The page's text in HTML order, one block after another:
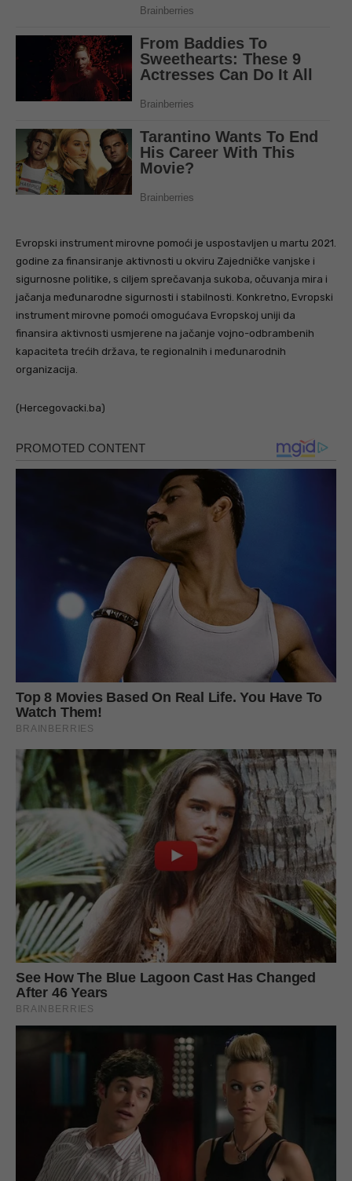
Evropski instrument mirovne pomoći je uspostavljen u martu 2021.
godine za finansiranje aktivnosti u okviru Zajedničke vanjske i
sigurnosne politike, s ciljem sprečavanja sukoba, očuvanja mira i
jačanja međunarodne sigurnosti i stabilnosti. Konkretno, Evropski
instrument mirovne pomoći omogućava Evropskoj uniji da
finansira aktivnosti usmjerene na jačanje vojno-odbrambenih
kapaciteta trećih država, te regionalnih i međunarodnih
organizacija.
(Hercegovacki.ba)